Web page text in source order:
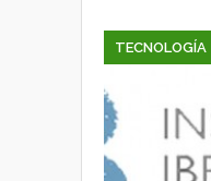
TECNOLOGÍA